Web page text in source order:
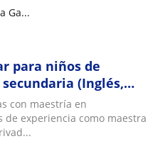
Ga...
para niños de
(Inglés,
con maestría en
de experiencia como maestra